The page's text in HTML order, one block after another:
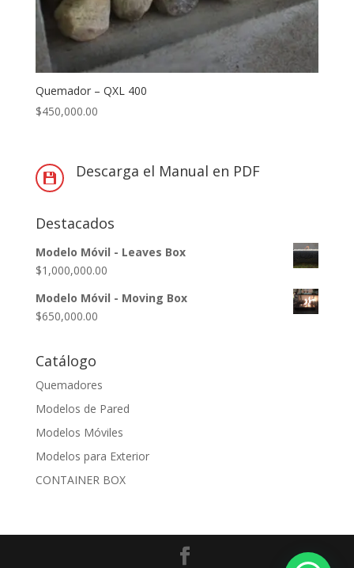
Quemador – QXL 400
$450,000.00
 Descarga el Manual en PDF
Destacados
Modelo Móvil - Leaves Box
$1,000,000.00
Modelo Móvil - Moving Box
$650,000.00
Catálogo
Quemadores
Modelos de Pared
Modelos Móviles
Modelos para Exterior
CONTAINER BOX